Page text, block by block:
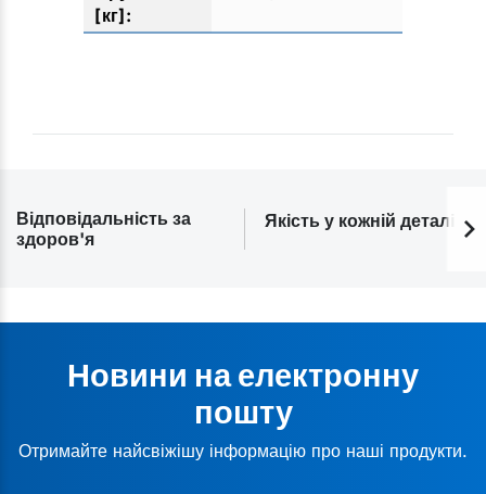
Відповідальність за
здоров'я
Якість у кожній деталі
Новини на електронну
пошту
Отримайте найсвіжішу інформацію про наші продукти.